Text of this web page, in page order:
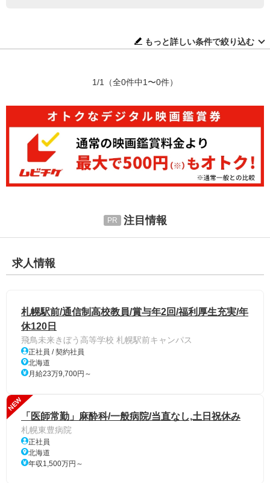
もっと詳しい条件で絞り込む
1/1 （全0件中1〜0件）
注目情報
求人情報
札幌駅前/通信制高校教員/賞与年2回/福利厚生充実/年
休120日
飛鳥未来きぼう高等学校 札幌駅前キャンパス
正社員 / 契約社員
北海道
月給23万9,700円～
NEW
「医師常勤」麻酔科/一般病院/当直なし,土日祝休み
札幌東豊病院
正社員
北海道
年収1,500万円～